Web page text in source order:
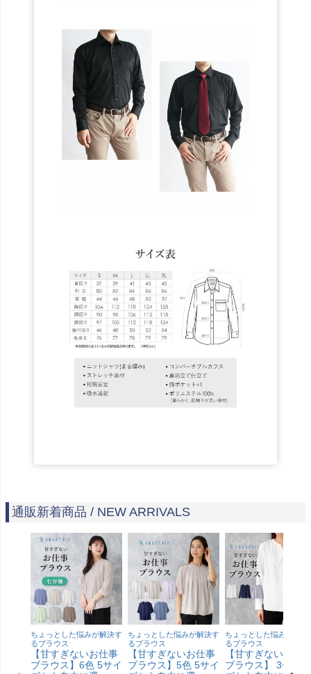
通販新着商品 / NEW ARRIVALS
ちょっとした悩みが解決す
るブラウス
【甘すぎないお仕事
ブラウス】6色 5サイ
ちょっとした悩みが解決す
るブラウス
【甘すぎないお仕事
ブラウス】5色 5サイ
ちょっとした悩みが解決
るブラウス
【甘すぎないお仕
ブラウス】 3色4サ